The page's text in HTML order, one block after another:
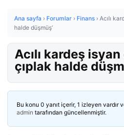
Ana sayfa › Forumlar › Finans › Acılı
halde düşmüş’
Acılı kardeş
çıplak halde
Bu konu 0 yanıt içerir, 1 izleyen vardır
admin tarafından güncellenmiştir.